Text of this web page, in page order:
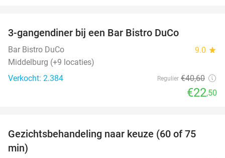
3-gangendiner bij een Bar Bistro DuCo
Bar Bistro DuCo 9.0 star
Middelburg (+9 locaties)
Verkocht: 2.384
Regulier €40,60
€22,50
52%
Gezichtsbehandeling naar keuze (60 of 75
min)